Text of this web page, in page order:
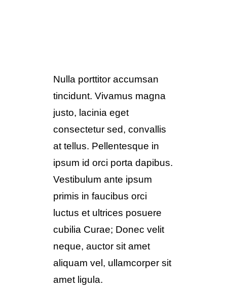
Nulla porttitor accumsan
tincidunt. Vivamus magna
justo, lacinia eget
consectetur sed, convallis
at tellus. Pellentesque in
ipsum id orci porta dapibus.
Vestibulum ante ipsum
primis in faucibus orci
luctus et ultrices posuere
cubilia Curae; Donec velit
neque, auctor sit amet
aliquam vel, ullamcorper sit
amet ligula.